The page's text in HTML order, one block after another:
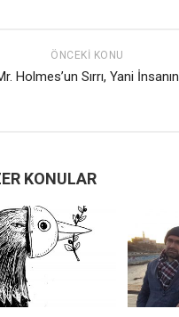
ÖNCEKI KONU
Holmes’un Sırrı, Yani İnsanın
KONULAR